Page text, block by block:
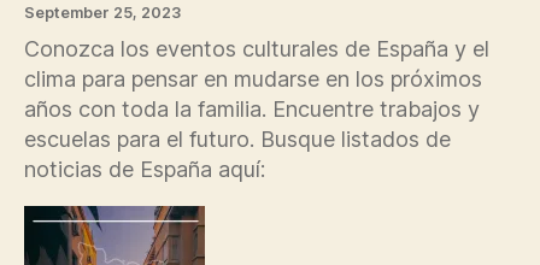
un
50%
en
línea
September 25, 2023
Conozca los eventos culturales de España y el
clima para pensar en mudarse en los próximos
años con toda la familia. Encuentre trabajos y
escuelas para el futuro. Busque listados de
noticias de España aquí: